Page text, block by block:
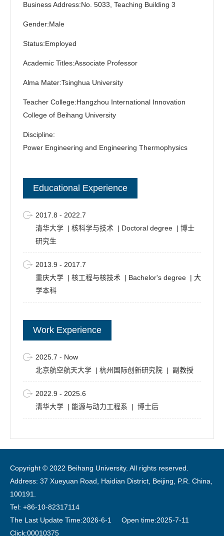
Outstanding Winner （特等奖）
INFORMS Award
谷歌学术个人主页：
招收 能源动力、动力工程及工程热物理
思、有深度、有广度的工作！
研究方向
航空排放、半导体设备、空间探索、能源系统中的微纳颗粒
习与颗粒计算的结合等；
新型功能化多元纳米颗粒材料火焰合成
窗口材料、纳米晶高熵陶瓷等。
教育经历
2022.09-2025.06，清华大学，博士后，动力工程及工程热物
理，合作导师： 李水清 ；
2017.08-2022.07， 清华大学，博士，核科学与技术，导师：
张易阳 ；
2013.09-2017.07，重庆大学，本科，核工程与核技术。
Fang Z, Qian X, Zhang Y, et al. A new discrete element
method for small adhesive non-spherical particles.
Journal of Computational Physics
接
Fang Z, Ruan X, Zhang Y, et al. Adhesive loose packing
limit of axisymmetric nonspherical particles.Physical
Review E, 2026, 113: 045405.链接
Fang Z, Zhang Y, Wu X, et al. New explicit correlations
for the critical sticking velocity and restitution coefficient
of micrometer-sized natural, IG-110, NG-CT-10 and A3-3
graphite particles.
Journal of Aerosol Science, 2021, 155:
Fang Z
adhesive collision between a micro-sized particle and a
wall.Powder Technology, 2020, 360: 769-779.链接
Fang Z, Liu X, Zhang Y, et al. Transport and deposition
Business Address:No. 5033, Teaching Building 3
Gender:Male
Status:Employed
Academic Titles:Associate Professor
Alma Mater:Tsinghua University
Teacher College:Hangzhou International Innovation
College of Beihang University
Discipline:
Power Engineering and Engineering Thermophysics
Educational Experience
2017.8 - 2022.7
清华大学 | 核科学与技术 | Doctoral degree | 博士
研究生
2013.9 - 2017.7
重庆大学 | 核工程与核技术 | Bachelor's degree | 大
学本科
Work Experience
2025.7 - Now
北京航空航天大学 | 杭州国际创新研究院 | 副教授
2022.9 - 2025.6
清华大学 | 能源与动力工程系 | 博士后
Copyright © 2022 Beihang University. All rights reserved.
Address: 37 Xueyuan Road, Haidian District, Beijing, P.R. China,
100191.
Tel: +86-10-82317114
The Last Update Time:2026-6-1 Open time:2025-7-11
Click:00010375